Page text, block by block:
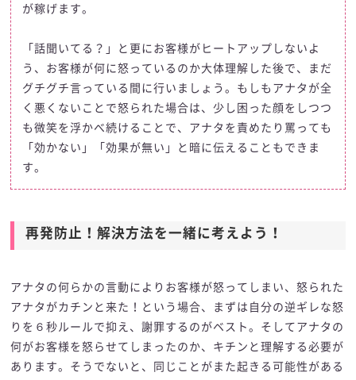
が稼げます。
「話聞いてる？」と更にお客様がヒートアップしないよ
う、お客様が何に怒っているのか大体理解した後で、まだ
グチグチ言っている間に行いましょう。もしもアナタが全
く悪くないことで怒られた場合は、少し困った顔をしつつ
も微笑を浮かべ続けることで、アナタを責めたり罵っても
「効かない」「効果が無い」と暗に伝えることもできま
す。
再発防止！解決方法を一緒に考えよう！
アナタの何らかの言動によりお客様が怒ってしまい、怒られた
アナタがカチンと来た！という場合、まずは自分の逆ギレな怒
りを６秒ルールで抑え、謝罪するのがベスト。そしてアナタの
何がお客様を怒らせてしまったのか、キチンと理解する必要が
あります。そうでないと、同じことがまた起きる可能性がある